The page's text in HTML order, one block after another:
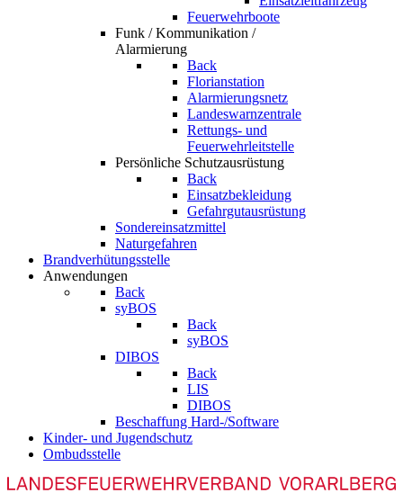
Feuerwehrboote
Funk / Kommunikation /
Alarmierung
Back
Florianstation
Alarmierungsnetz
Landeswarnzentrale
Rettungs- und
Feuerwehrleitstelle
Persönliche Schutzausrüstung
Back
Einsatzbekleidung
Gefahrgutausrüstung
Sondereinsatzmittel
Naturgefahren
Brandverhütungsstelle
Anwendungen
Back
syBOS
Back
syBOS
DIBOS
Back
LIS
DIBOS
Beschaffung Hard-/Software
Kinder- und Jugendschutz
Ombudsstelle